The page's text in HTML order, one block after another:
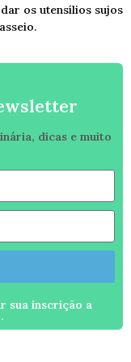
os utensílios sujos
dicas e muito
sua inscrição a